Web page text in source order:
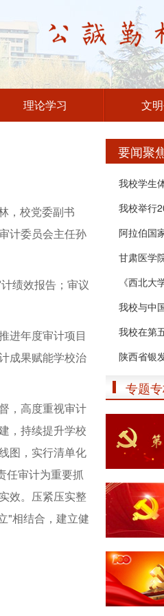
理论学习 文
，校党委副书
计委员会主任孙
绩效报告；审议
进年度审计项目
成果赋能学校治
，高度重视审计
，持续提升学校
图，实行清单化
任审计为重要抓
效。压紧压实整
"相结合，建立健
要闻聚
我校学生体
我校举行
阿拉伯国
甘肃医学院
《西北大
我校与中国
我校在第五
陕西省银发
专题